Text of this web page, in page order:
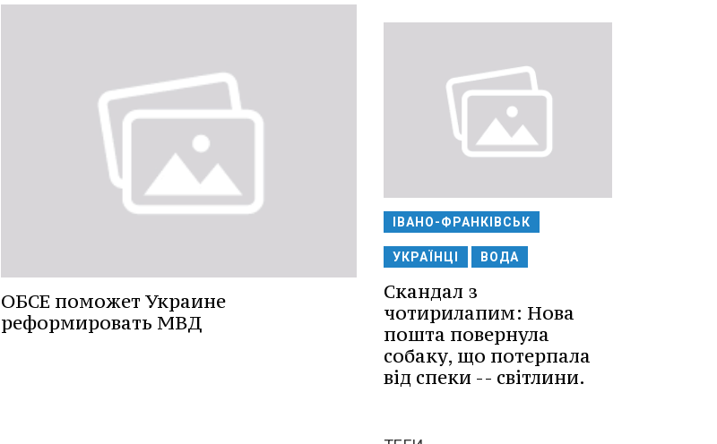
ОБСЕ поможет Украине
реформировать МВД
ІВАНО-ФРАНКІВСЬК
УКРАЇНЦІ ВОДА
Скандал з
чотирилапим: Нова
пошта повернула
собаку, що потерпала
від спеки -- світлини.